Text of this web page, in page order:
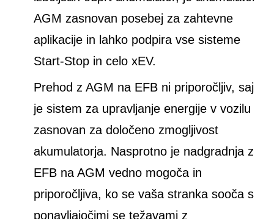
AGM zasnovan posebej za zahtevne
aplikacije in lahko podpira vse sisteme
Start-Stop in celo xEV.
Prehod z AGM na EFB ni priporočljiv, saj
je sistem za upravljanje energije v vozilu
zasnovan za določeno zmogljivost
akumulatorja. Nasprotno je nadgradnja z
EFB na AGM vedno mogoča in
priporočljiva, ko se vaša stranka sooča s
ponavljajočimi se težavami z